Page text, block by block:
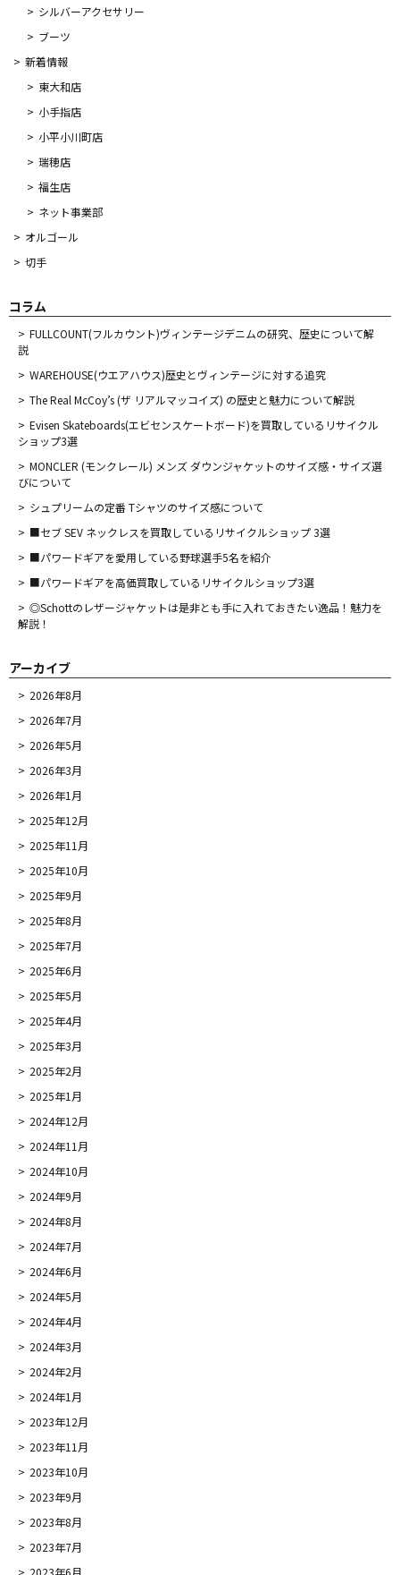
シルバーアクセサリー
ブーツ
新着情報
東大和店
小手指店
小平小川町店
瑞穂店
福生店
ネット事業部
オルゴール
切手
コラム
FULLCOUNT(フルカウント)ヴィンテージデニムの研究、歴史について解
説
WAREHOUSE(ウエアハウス)歴史とヴィンテージに対する追究
The Real McCoy’s (ザ リアルマッコイズ) の歴史と魅力について解説
Evisen Skateboards(エビセンスケートボード)を買取しているリサイクル
ショップ3選
MONCLER (モンクレール) メンズ ダウンジャケットのサイズ感・サイズ選
びについて
シュプリームの定番 Tシャツのサイズ感について
■セブ SEV ネックレスを買取しているリサイクルショップ 3選
■パワードギアを愛用している野球選手5名を紹介
■パワードギアを高価買取しているリサイクルショップ3選
◎Schottのレザージャケットは是非とも手に入れておきたい逸品！魅力を
解説！
アーカイブ
2026年8月
2026年7月
2026年5月
2026年3月
2026年1月
2025年12月
2025年11月
2025年10月
2025年9月
2025年8月
2025年7月
2025年6月
2025年5月
2025年4月
2025年3月
2025年2月
2025年1月
2024年12月
2024年11月
2024年10月
2024年9月
2024年8月
2024年7月
2024年6月
2024年5月
2024年4月
2024年3月
2024年2月
2024年1月
2023年12月
2023年11月
2023年10月
2023年9月
2023年8月
2023年7月
2023年6月